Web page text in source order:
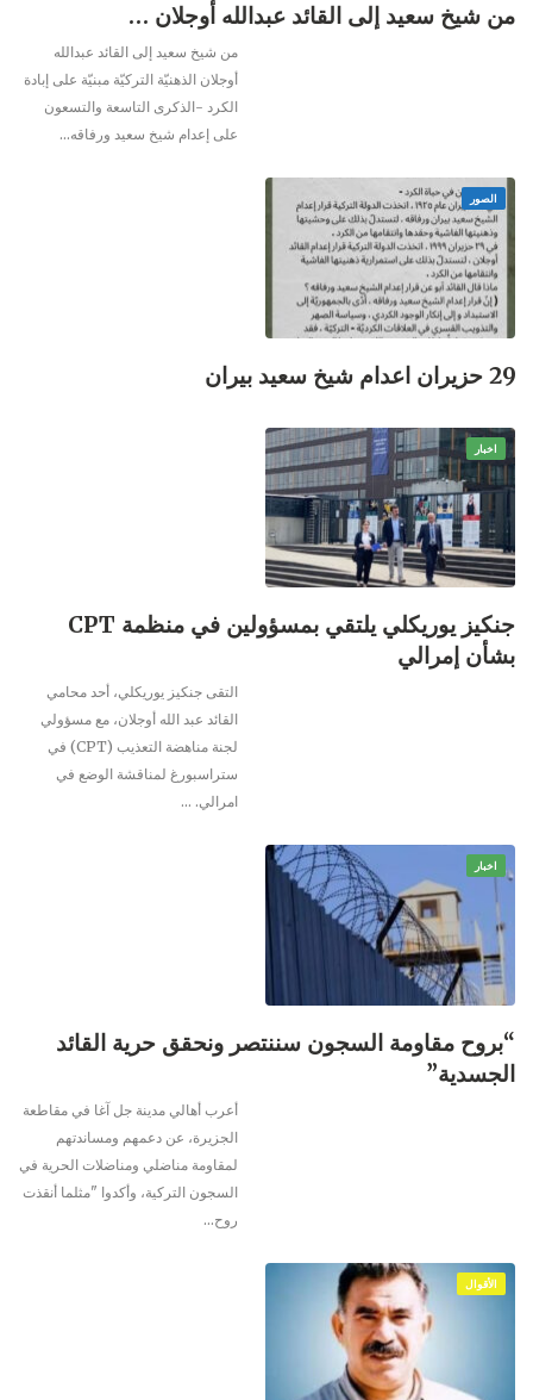
من شيخ سعيد إلى القائد عبدالله أوجلان …
من شيخ سعيد إلى القائد عبدالله
أوجلان الذهنيّة التركيّة مبنيّة على إبادة
الكرد -الذكرى التاسعة والتسعون
على إعدام شيخ سعيد ورفاقه…
الصور
29 حزيران اعدام شيخ سعيد بيران
اخبار
جنكيز يوريكلي يلتقي بمسؤولين في منظمة CPT
بشأن إمرالي
التقى جنكيز يوريكلي، أحد محامي
القائد عبد الله أوجلان، مع مسؤولي
لجنة مناهضة التعذيب (CPT) في
ستراسبورغ لمناقشة الوضع في
امرالي. …
اخبار
“بروح مقاومة السجون سننتصر ونحقق حرية القائد
الجسدية”
أعرب أهالي مدينة جل آغا في مقاطعة
الجزيرة، عن دعمهم ومساندتهم
لمقاومة مناضلي ومناضلات الحرية في
السجون التركية، وأكدوا "مثلما أنقذت
روح…
الأقوال